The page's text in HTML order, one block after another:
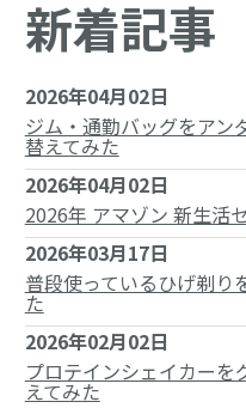
新着記事
2026年04月02日
ジム・通勤バッグをアン
替えてみた
2026年04月02日
2026年 アマゾン 新生活
2026年03月17日
普段使っているひげ剃り
た
2026年02月02日
プロテインシェイカー
えてみた